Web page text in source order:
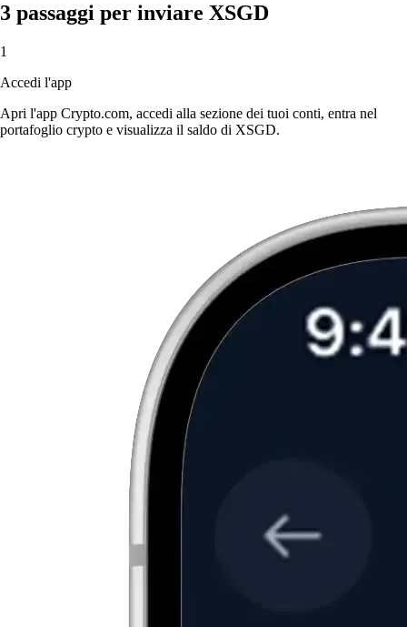
3 passaggi per inviare XSGD
1
Accedi l'app
Apri l'app Crypto.com, accedi alla sezione dei tuoi conti, entra nel
portafoglio crypto e visualizza il saldo di XSGD.